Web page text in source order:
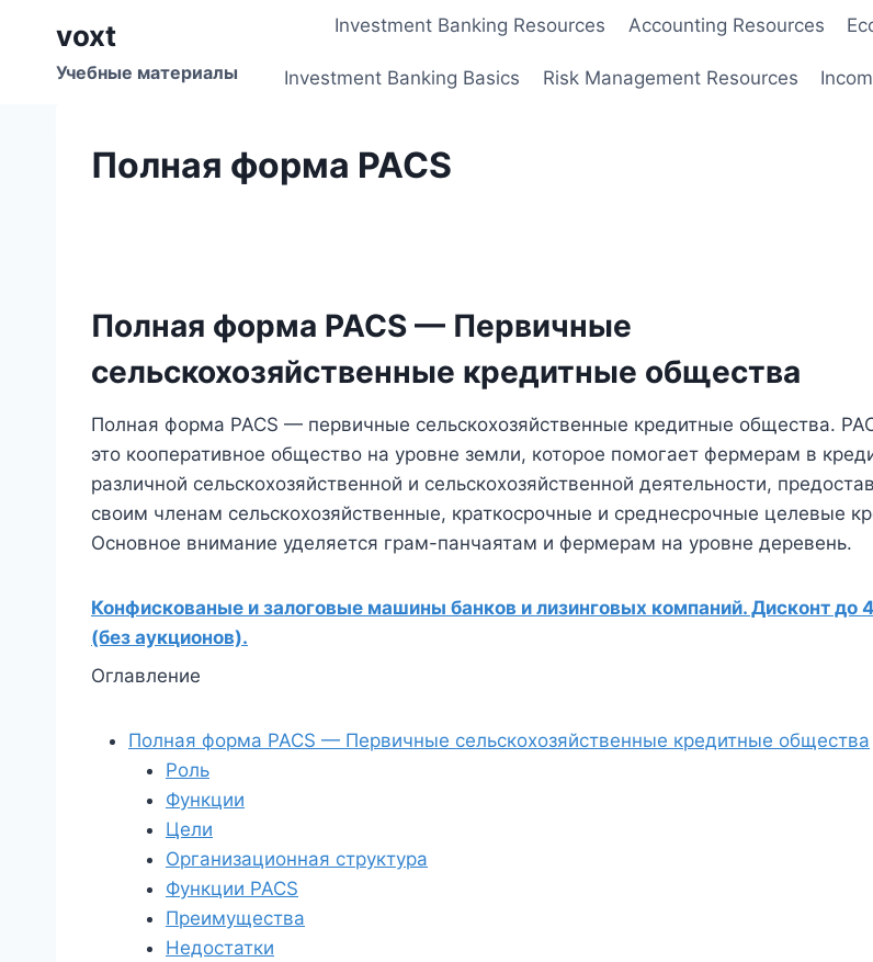
содержимому
voxt
Учебные материалы
Investment Banking Resources Accounting Resources
Investment Banking Basics Risk Management Resources
Полная форма PACS
Полная форма PACS — Первичные
сельскохозяйственные кредитные общества
Полная форма PACS — первичные сельскохозяйственные кредитные общества.
это кооперативное общество на уровне земли, которое помогает фермерам в
различной сельскохозяйственной и сельскохозяйственной деятельности,
своим членам сельскохозяйственные, краткосрочные и среднесрочные целевые
Основное внимание уделяется грам-панчаятам и фермерам на уровне деревень.
Конфискованые и залоговые машины банков и лизинговых компаний. Дисконт до
(без аукционов).
Оглавление
Полная форма PACS — Первичные сельскохозяйственные кредитные общества
Роль
Функции
Цели
Организационная структура
Функции PACS
Преимущества
Недостатки